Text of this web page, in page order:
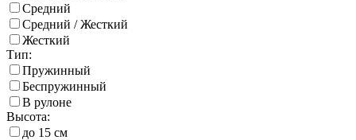
Средний
Средний / Жесткий
Жесткий
Тип:
Пружинный
Беспружинный
В рулоне
Высота:
до 15 см